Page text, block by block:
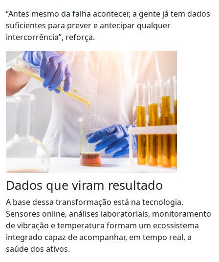
“Antes mesmo da falha acontecer, a gente já tem dados
suficientes para prever e antecipar qualquer
intercorrência”, reforça.
Dados que viram resultado
A base dessa transformação está na tecnologia.
Sensores online, análises laboratoriais, monitoramento
de vibração e temperatura formam um ecossistema
integrado capaz de acompanhar, em tempo real, a
saúde dos ativos.